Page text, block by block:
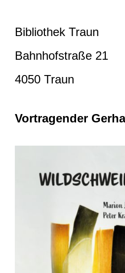
Bibliothek Traun
Bahnhofstraße 21
4050 Traun
Vortragender